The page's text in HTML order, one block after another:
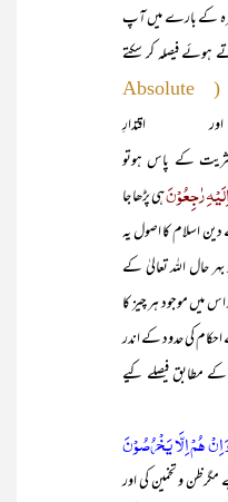
کے بارے میں آپ
ہوئے فیصلہ کر سکتے
( Absolute
اور اقتدارِ
کے پاس ہوتو
رٰجِعُوْنَہی پڑھا جا
اسلام کا اصول یہ
بہر حال اللہ تعالیٰ کے
میں موجود ہر چیز کا
کی حدود کے اندر
مطابق فیصلے کیے
ہُمۡ اِلَّا یَخۡرُصُوۡنَ
مگرظن و تخمین کی اور